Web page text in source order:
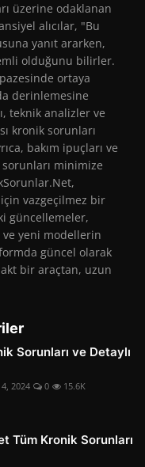
üzerine odaklanan
alıcılar, "Bu
yanıt ararken,
olduğunu bilirler.
ortaya
derinlemesine
teknik analizler ve
kronik sorunları
bakım ipuçları ve
minimize
vazgeçilmez bir
güncellemeler,
ve yeni modellerin
güncel olarak
bir araçtan, uzun
Sorunları ve Detaylı
2024 0 15.6K
Tüm Kronik Sorunları